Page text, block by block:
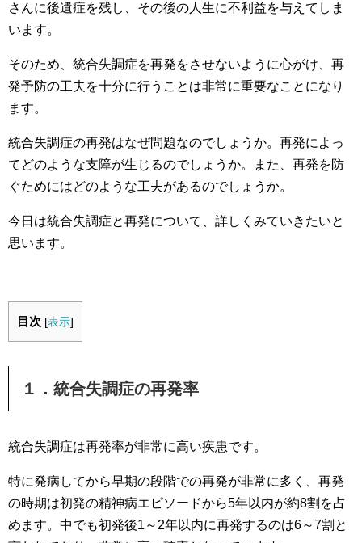
さんに後遺症を残し、その後の人生に不利益を与えてしま
います。
そのため、統合失調症を再発をさせないように心がけ、再
発予防の工夫を十分に行うことは非常に重要なことになり
ます。
統合失調症の再発はなぜ問題なのでしょうか。再発によっ
てどのような支障が生じるのでしょうか。また、再発を防
ぐためにはどのような工夫があるのでしょうか。
今日は統合失調症と再発について、詳しくみていきたいと
思います。
目次 [表示]
１．統合失調症の再発率
統合失調症は再発率が非常に高い疾患です。
特に発病してから早期の段階での再発が非常に多く、再発
の時期は初発の精神病エピソードから5年以内が約8割を占
めます。中でも初発後1～2年以内に再発するのは6～7割と